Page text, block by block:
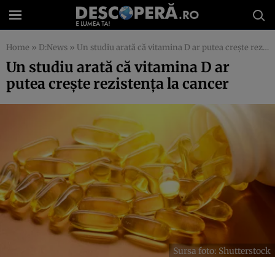
Home » D:News » Un studiu arată că vitamina D ar putea crește rezistența la cancer
Un studiu arată că vitamina D ar
putea crește rezistența la cancer
Sursa foto: Shutterstock